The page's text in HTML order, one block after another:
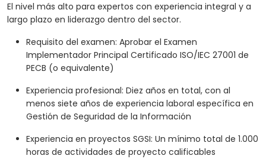
El nivel más alto para expertos con experiencia integral y a
largo plazo en liderazgo dentro del sector.
Requisito del examen: Aprobar el Examen
Implementador Principal Certificado ISO/IEC 27001 de
PECB (o equivalente)
Experiencia profesional: Diez años en total, con al
menos siete años de experiencia laboral específica en
Gestión de Seguridad de la Información
Experiencia en proyectos SGSI: Un mínimo total de 1.000
horas de actividades de proyecto calificables